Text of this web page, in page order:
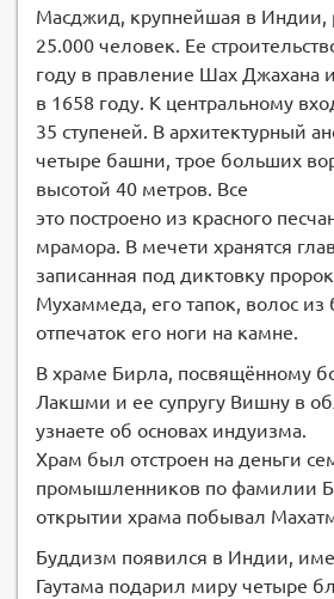
Масджид, крупнейшая в Индии,
25.000 человек. Ее
году в правление Шах Джахана
в 1658 году. К центральному
35 ступеней. В архитектурный
четыре башни, трое больших
высотой 40 метров. Все
это построено из красного
мрамора. В мечети хранятся
записанная под диктовку
Мухаммеда, его тапок, волос из
отпечаток его ноги на камне.
В храме Бирла, посвящённому
Лакшми и ее супругу Вишну в
узнаете об основах индуизма.
Храм был отстроен на деньги
промышленников по фамилии
открытии храма побывал
Буддизм появился в Индии,
Гаутама подарил миру четыре